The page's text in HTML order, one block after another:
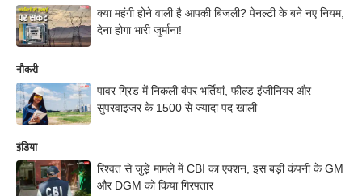
क्या महंगी होने वाली है आपकी बिजली? पेनल्टी के बने नए नियम,
देना होगा भारी जुर्माना!
नौकरी
पावर ग्रिड में निकली बंपर भर्तियां, फील्ड इंजीनियर और
सुपरवाइजर के 1500 से ज्यादा पद खाली
इंडिया
रिश्वत से जुड़े मामले में CBI का एक्शन, इस बड़ी कंपनी के GM
और DGM को किया गिरफ्तार